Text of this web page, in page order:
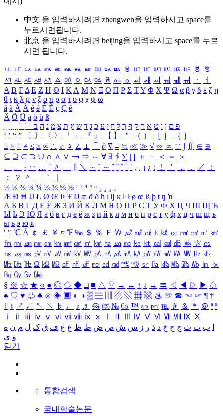
中文 을 입력하시려면 zhongwen을 입력하시고 space를
누르시면됩니다.
北京 을 입력하시려면 beijing을 입력하시고 space를 누르
시면 됩니다.
ㅥ ㅦ ㅧ ㅨ ㅩ ㅪ ㅫ ㅬ ㅭ ㅮ ㅯ ㅰ ㅱ ㅲ ㅳ ㅴ ㅵ ㅶ ㅷ ㅸ
ㅹ
ㅺ ㅻ ㅼ ㅽ ㅾ ㅿ ㆀ ㆁ ㆂ ㆃ ㆄ ㆅ ㆆ ㆇ ㆈ ㆉ ㆊ ㆋ ㆌ ㆍ
ㆎ
Α Β ΓΔ Ε Ζ Η Θ Ι ΚΛ Μ Ν Ξ Ο Π Ρ Σ ΤΥ Φ Χ Ψ Ω α β γ δ ε ζ η
θ ι κ λ μ ν ξ ο π ρ σ τ υ φ χ ψ ω
á à Á À é è É È ç Ç ê
Ä Ö Ü ä ö ü ß
ִֶֹ ֻּ ׁׂ פ ם ן ו ט א ר ק ף ך ל ח י ע כ ג ד ש ץ ת צ מ נ ה ב
‘ ’ “ ” 〔 〕 〈 〉 「 」 『 』 【 】 ＂ （ ） ［ ］ ｛ ｝
± × ÷ ≠ ≤ ≥ ∞ ∴ ♂ ♀ ∠ ⊥ ⌒ ∂ ∇ ≡ ≒ ≪ ≫ √ ∽ ∝ ∵ ∫ ∬ ∈ ∋
⊆ ⊇ ⊂ ⊃ ∪ ∩ ∧ ∨ ￢ ⇒ ⇔ ∀ ∃ ∮ ∑ ∏ ＋ － ＜ ＝
＞
、
。 · ‥ … ¨ 〃 ― ＼ ∼ ´ ～ ˇ ˘ ˝ ˚ ˙ ¸ ¡ ¿ ː ！ ＇ ， ． ／
：
；
？ ＾ ｀
½ ⅓ ⅔ ¼ ¾ ⅛ ⅜ ⅝ ⅞ ¹ ² ³ ⁴ ⁿ ₁ ₂ ₃ ₄
Æ Ð Ħ Ĳ Ł Ø Œ Þ Ŧ Ŋ æ đ ð ħ ı ĳ ĸ ŀ ł ø œ ß þ ŧ ŋ ŉ
А Б В Г Д Е Ё Ж З И Й К Л М Н О П Р С Т У Ф Х Ц Ч Ш Щ Ъ
Ы Ь Э Ю Я а б в г д е ё ж з и й к л м н о п р с т у ф х ц ч ш щ ъ
ы ь э ю я
′ ″ ℃ Å ￠ ￡ ￥ ¤ ℉ ‰ ＄ ％ Ｆ ￦ ㎕ ㎖ ㎗ ℓ ㎘ ㏄ ㎣ ㎤ ㎥ ㎦
㎙ ㎚ ㎛ ㎜ ㎝ ㎞ ㎟ ㎠ ㎡ ㎢ ㏊ ㎍ ㎎ ㎏ ㏏ ㎈ ㎉ ㏈ ㎧ ㎨ ㎰
㎱ ㎲ ㎳ ㎴ ㎵ ㎶ ㎷ ㎸ ㎹ ㎀ ㎁ ㎂ ㎃ ㎄ ㎺ ㎻ ㎽ ㎾ ㎿ ㎐ ㎑
㎒ ㎓ ㎔ Ω ㏀ ㏁ ㎊ ㎋ ㎌ ㏖ ㏅ ㎭ ㎮ ㎯ ㏛ ㎩ ㎪ ㎫ ㎬ ㏝ ㏐
㏓
㏃ ㏉ ㏜ ㏆
§ ※ ☆ ★ ○ ● ◎ ◇ ◆ □ ■ △ ▽ → ← ↑ ↓ ↔ 〓 ◁ ◀ ▷ ▶ ♤
♠ ♡ ♥ ♧ ♣ ⊙ ◈ ▣ ◐ ◑ ▒ ▤ ▨ ▧ ▦ ▩ ♨ ☏ ☎ ☜ ☞ ¶ †
‡ ↕ ↗ ↙ ↖ ↘ ♭ ♩ ♪ ♬ ㉿ ㈜ № ㏇ ™ ㏂ ㏘ ℡ ＃ ＆ ＊ ＠ ª º
ⅰ
ⅱ ⅲ ⅳ ⅴ ⅵ ⅶ ⅷ ⅸ ⅹ Ⅳ Ⅴ Ⅵ Ⅶ Ⅷ Ⅸ Ⅹ
ب ت ث ج ح خ د ذ ر ز س ش ص ض ط ظ ع غ ف ق ک ل م ن ه
و ی
닫기
통합검색
국내학술논문